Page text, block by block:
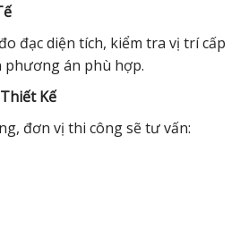
đạc diện tích, kiểm tra vị trí cấp
phương án phù hợp.
Kế
đơn vị thi công sẽ tư vấn: